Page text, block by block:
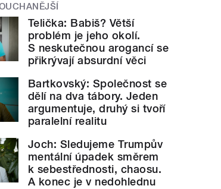
Telička: Babiš? Větší
problém je jeho okolí.
S neskutečnou arogancí se
přikrývají absurdní věci
Bartkovský: Společnost se
dělí na dva tábory. Jeden
argumentuje, druhý si tvoří
paralelní realitu
Joch: Sledujeme Trumpův
mentální úpadek směrem
k sebestřednosti, chaosu.
A konec je v nedohlednu